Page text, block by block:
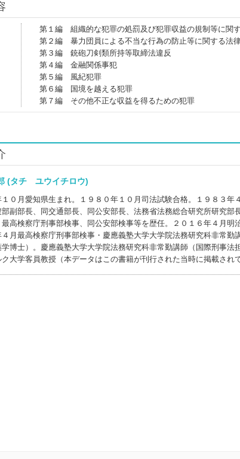
第１編 組織的な犯罪の処罰及び犯罪収益の規制等に関
第２編 暴力団員による不当な行為の防止等に関する法
第３編 銃砲刀剣類所持等取締法違反
第４編 金融関係事犯
第５編 風紀犯罪
第６編 国境を越える犯罪
第７編 その他不正な収益を得るための犯罪
(タチ ユウイチロウ)
１０月愛知県生まれ。１９８０年１０月司法試験合格。１９８３
副部長、同交通部長、同公安部長、法務省法務総合研究所研究部
高検察庁刑事部検事、同公安部検事等を歴任。２０１６年４月明
４月最高検察庁刑事部検事・慶應義塾大学大学院法務研究科非常
学博士）。慶應義塾大学大学院法務研究科非常勤講師（国際刑事法
大学客員教授（本データはこの書籍が刊行された当時に掲載され